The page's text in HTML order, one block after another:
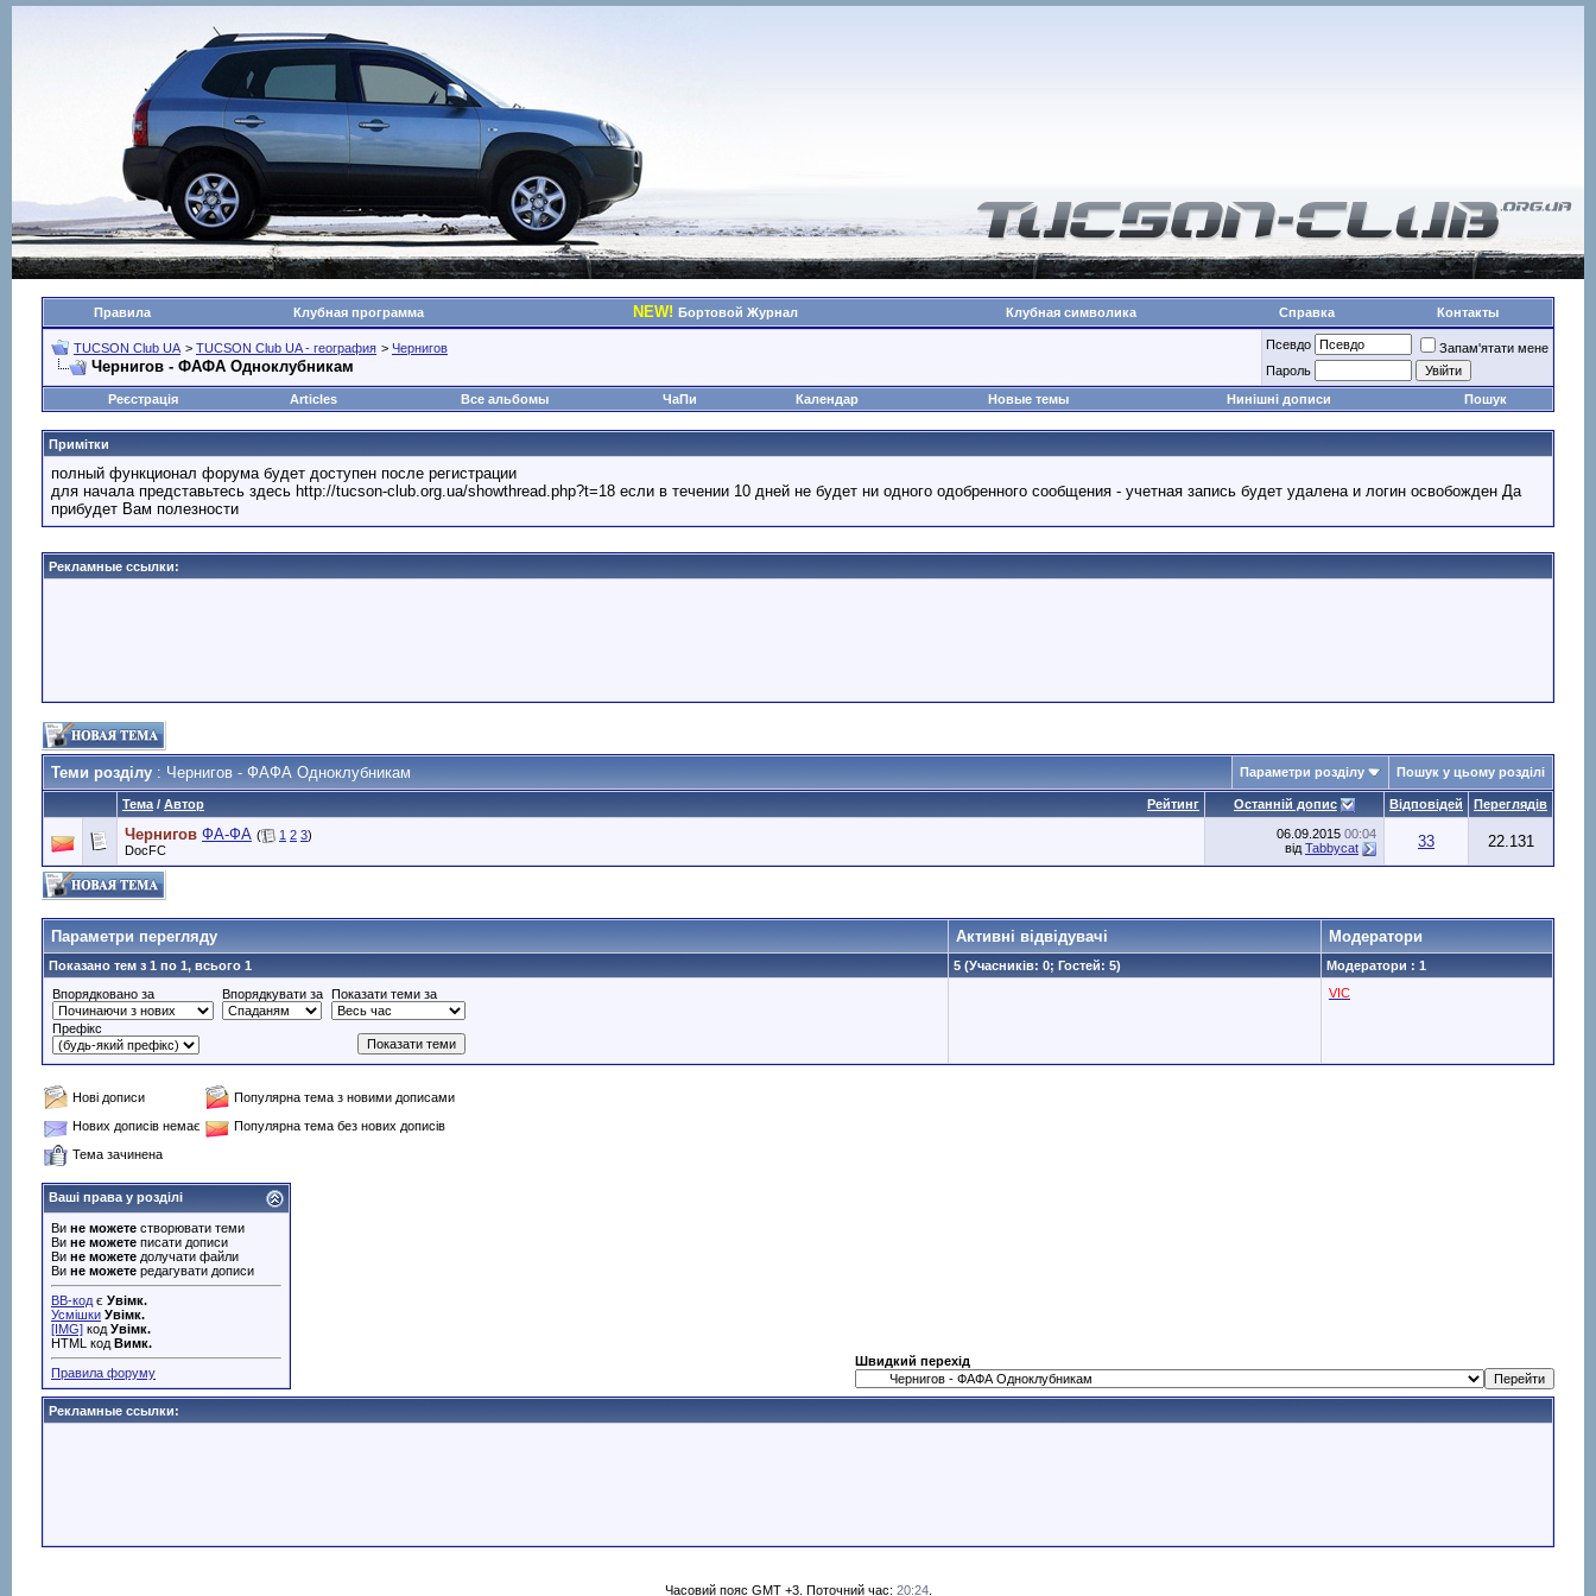
Правила Клубная программа NEW! Бортовой Журнал Клубная символика Справка Контакты
TUCSON Club UA > TUCSON Club UA - география > Чернигов
Чернигов - ФАФА Одноклубникам
Псевдо
Запам'ятати мене
Пароль
Реєстрація
Articles Все альбомы ЧаПи Календар Новые темы Нинішні дописи Пошук
Примітки
полный функционал форума будет доступен после регистрации
для начала представьтесь здесь http://tucson-club.org.ua/showthread.php?t=18 если в течении 10 дней не будет ни одного одобренного сообщения - учетная запись будет удалена и логин освобожден Да
прибудет Вам полезности
Рекламные ссылки:
Теми розділу : Чернигов - ФАФА Одноклубникам Параметри розділу Пошук у цьому розділі
Рейтинг
Тема / Автор Останній допис Відповідей Переглядів
Чернигов ФА-ФА ( 1 2 3)
DocFC
06.09.2015 00:04
від Tabbycat 33 22.131
Параметри перегляду Активні відвідувачі Модератори
Показано тем з 1 по 1, всього 1 5 (Учасників: 0; Гостей: 5)
Модератори : 1
Впорядковано за
Впорядкувати за Показати теми за
Префікс
VIC
Нові дописи
Популярна тема з новими дописами
Нових дописів немає
Популярна тема без нових дописів
Тема зачинена
Ваші права у розділі
Ви не можете створювати теми
Ви не можете писати дописи
Ви не можете долучати файли
Ви не можете редагувати дописи
BB-код є Увімк.
Усмішки Увімк.
[IMG] код Увімк.
HTML код Вимк.
Правила форуму
Швидкий перехід
Рекламные ссылки:
Часовий пояс GMT +3. Поточний час: 20:24.